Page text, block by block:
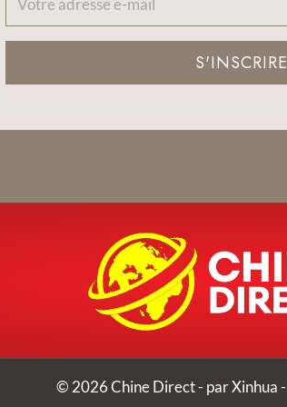
S'INSCRIRE
© 2026 Chine Direct - par Xinhua -